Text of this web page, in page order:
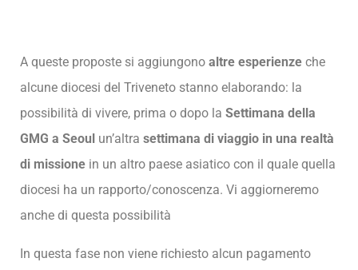
A queste proposte si aggiungono altre esperienze che
alcune diocesi del Triveneto stanno elaborando: la
possibilità di vivere, prima o dopo la Settimana della
GMG a Seoul un’altra settimana di viaggio in una realtà
di missione in un altro paese asiatico con il quale quella
diocesi ha un rapporto/conoscenza. Vi aggiorneremo
anche di questa possibilità
In questa fase non viene richiesto alcun pagamento